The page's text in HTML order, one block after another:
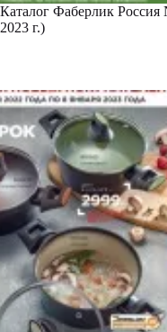
Каталог Фаберлик
2023 г.)